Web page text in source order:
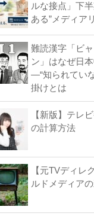
ルな接点」下
ある”メディア
難読漢字「ビ
ン」はなぜ日
―“知られてい
掛けとは
【新版】テレ
の計算方法
【元TVディレ
ルドメディア